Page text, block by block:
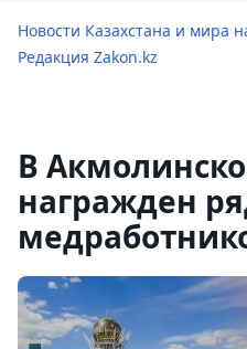
Новости Казахстана и мира
Редакция Zakon.kz
В
награжден